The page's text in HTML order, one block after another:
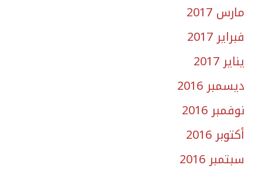
مارس 2017
فبراير 2017
يناير 2017
ديسمبر 2016
نوفمبر 2016
أكتوبر 2016
سبتمبر 2016